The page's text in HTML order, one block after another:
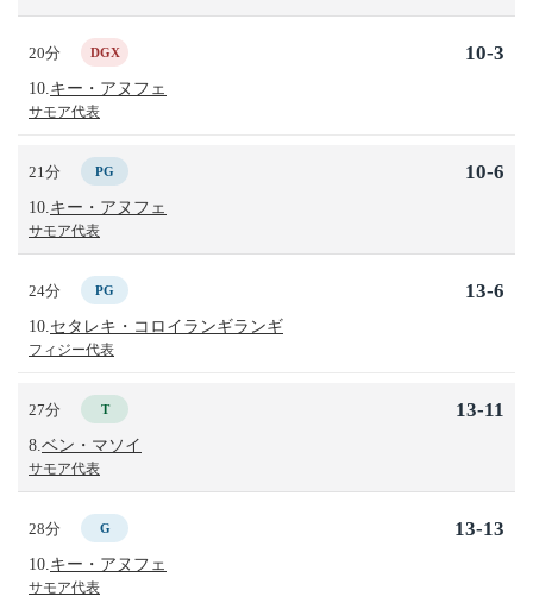
20分 DGX
10. キー・アヌフェ
サモア代表
10-3
21分 PG
10. キー・アヌフェ
サモア代表
10-6
24分 PG
10. セタレキ・コロイランギランギ
フィジー代表
13-6
27分 T
8. ベン・マソイ
サモア代表
13-11
28分 G
10. キー・アヌフェ
サモア代表
13-13